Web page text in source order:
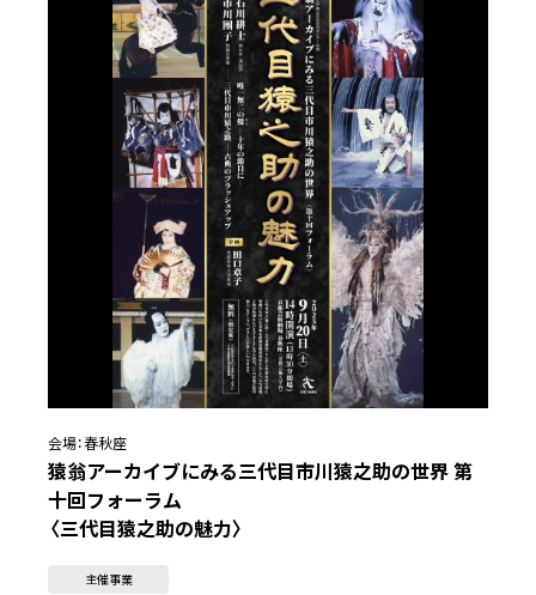
会場：春秋座
猿翁アーカイブにみる三代目市川猿之助の世界 第
十回フォーラム
〈三代目猿之助の魅力〉
主催事業